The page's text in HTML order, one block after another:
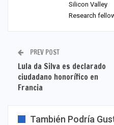
Silicon Valley
Research
PREV POST
Lula da Silva es declarado
ciudadano honorífico en
Francia
También Podría